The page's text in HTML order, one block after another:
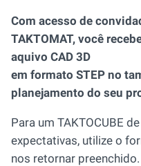
Com acesso de
TAKTOMAT, você
aquivo CAD 3D
em formato STEP no
planejamento do seu
Para um TAKTOCUBE
expectativas, utilize o
nos retornar preenchido.